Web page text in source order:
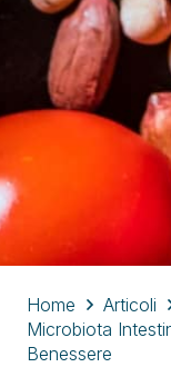
Home
Articoli
Microbiota
Benessere